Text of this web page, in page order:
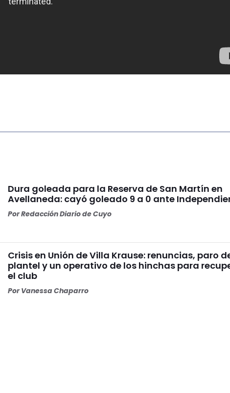
Dura goleada para la Reserva de San Martín en
Avellaneda: cayó goleado 9 a 0 ante
PorRedacción Diario de Cuyo
Crisis en Unión de Villa Krause: renuncias, paro
plantel y un operativo de los hinchas para
el club
PorVanessa Chaparro